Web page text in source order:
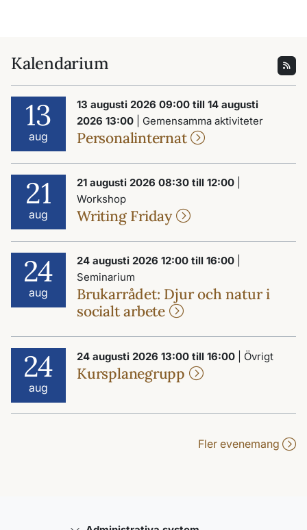
Kalendarium
13
aug
13 augusti 2026 09:00 till 14 augusti
2026 13:00
| Gemensamma aktiviteter
Personalinternat
21
aug
21 augusti 2026 08:30 till 12:00
Workshop
Writing Friday
24
aug
24 augusti 2026 12:00 till 16:00
Seminarium
Brukarrådet: Djur och natur i
socialt arbete
24
aug
24 augusti 2026 13:00 till 16:00 | Övrigt
Kursplanegrupp
Fler evenemang